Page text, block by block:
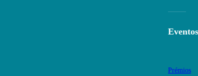
Eventos
Prémios